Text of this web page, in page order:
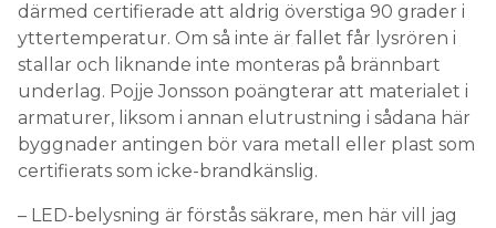
därmed certifierade att aldrig överstiga 90 grader i
yttertemperatur. Om så inte är fallet får lysrören i
stallar och liknande inte monteras på brännbart
underlag. Pojje Jonsson poängterar att materialet i
armaturer, liksom i annan elutrustning i sådana här
byggnader antingen bör vara metall eller plast som
certifierats som icke-brandkänslig.
– LED-belysning är förstås säkrare, men här vill jag